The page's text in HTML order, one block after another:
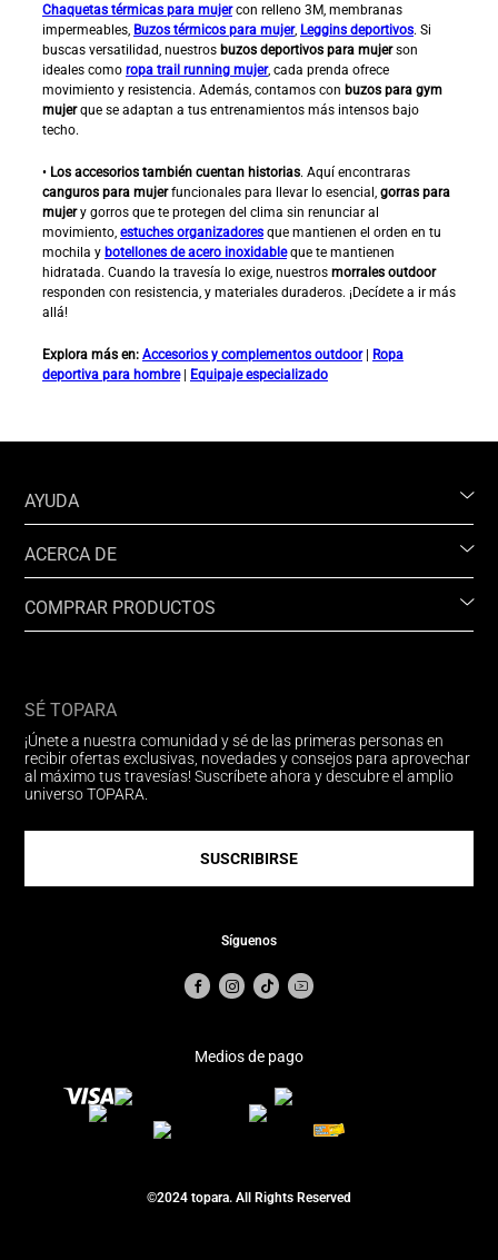
Chaquetas térmicas para mujercon relleno 3M, membranas
impermeables, Buzos térmicos para mujer, Leggins deportivos. Si
buscas versatilidad, nuestros buzos deportivos para mujerson
ideales como ropa trail running mujer, cada prenda ofrece
movimiento y resistencia. Además, contamos con buzos para gym
mujerque se adaptan a tus entrenamientos más intensos bajo
techo.
• Los accesorios también cuentan historias. Aquí encontraras
canguros para mujerfuncionales para llevar lo esencial, gorras para
mujery gorros que te protegen del clima sin renunciar al
movimiento, estuches organizadores que mantienen el orden en tu
mochila y botellones de acero inoxidableque te mantienen
hidratada. Cuando la travesía lo exige, nuestros morrales outdoor
responden con resistencia, y materiales duraderos. ¡Decídete a ir más
allá!
Explora más en: Accesorios y complementos outdoor| Ropa
deportiva para hombre| Equipaje especializado
AYUDA
ACERCA DE
COMPRAR PRODUCTOS
SÉ TOPARA
¡Únete a nuestra comunidad y sé de las primeras personas en
recibir ofertas exclusivas, novedades y consejos para aprovechar
al máximo tus travesías! Suscríbete ahora y descubre el amplio
universo TOPARA.
SUSCRIBIRSE
Síguenos
Medios de pago
©2024 topara. All Rights Reserved